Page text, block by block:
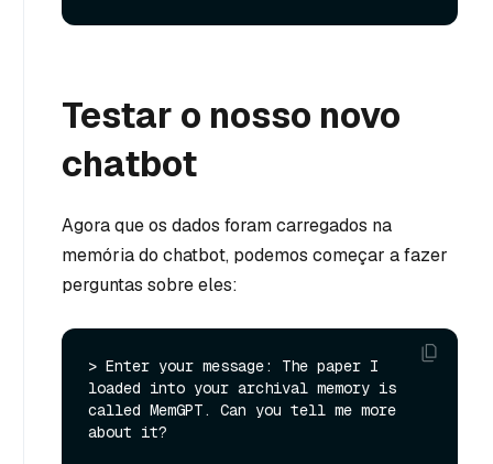
Testar o nosso novo
chatbot
Agora que os dados foram carregados na
memória do chatbot, podemos começar a fazer
perguntas sobre eles:
> Enter your message: The paper I
loaded into your archival memory is
called MemGPT. Can you tell me more
about it?